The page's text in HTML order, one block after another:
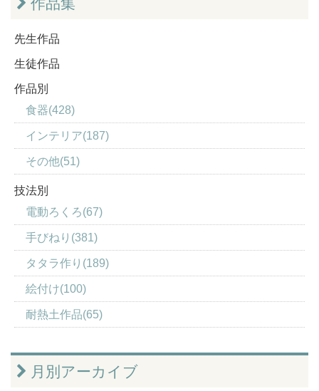
先生作品
生徒作品
作品別
食器(428)
インテリア(187)
その他(51)
技法別
電動ろくろ(67)
手びねり(381)
タタラ作り(189)
絵付け(100)
耐熱土作品(65)
月別アーカイブ